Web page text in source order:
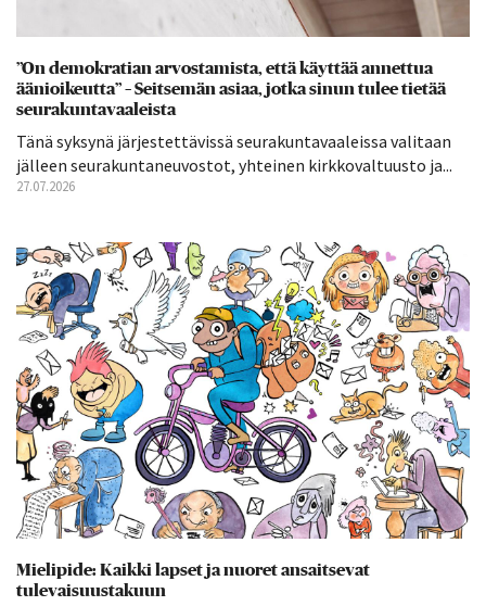
”On demokratian arvostamista, että käyttää annettua
äänioikeutta” – Seitsemän asiaa, jotka sinun tulee tietää
seurakuntavaaleista
Tänä syksynä järjestettävissä seurakuntavaaleissa valitaan
jälleen seurakuntaneuvostot, yhteinen kirkkovaltuusto ja...
27.07.2026
Mielipide: Kaikki lapset ja nuoret ansaitsevat
tulevaisuustakuun